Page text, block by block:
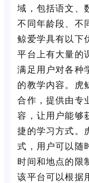
域，包括语文、
不同年龄段、不
鲸爱学具有以下
平台上有大量的
满足用户对各种
的教学内容。虎
合作，提供由专
容，让用户能够
捷的学习方式。
式，用户可以随
时间和地点的限
该平台可以根据